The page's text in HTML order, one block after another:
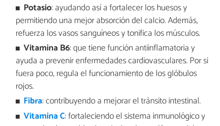
Potasio: ayudando así a fortalecer los huesos y
permitiendo una mejor absorción del calcio. Además,
refuerza los vasos sanguíneos y tonifica los músculos.
Vitamina B6: que tiene función antiinflamatoria y
ayuda a prevenir enfermedades cardiovasculares. Por si
fuera poco, regula el funcionamiento de los glóbulos
rojos.
Fibra: contribuyendo a mejorar el tránsito intestinal.
Vitamina C: fortaleciendo el sistema inmunológico y